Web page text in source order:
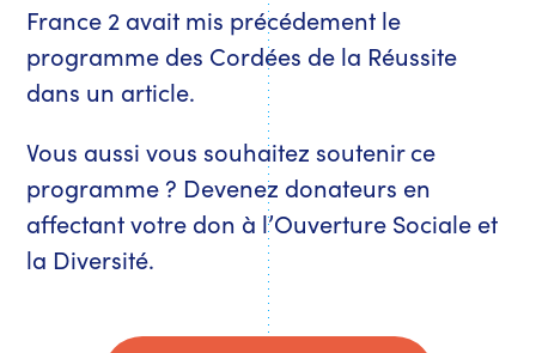
France 2 avait mis précédement le
programme des Cordées de la Réussite
dans un article.
Vous aussi vous souhaitez soutenir ce
programme ? Devenez donateurs en
affectant votre don à l’Ouverture Sociale et
la Diversité.